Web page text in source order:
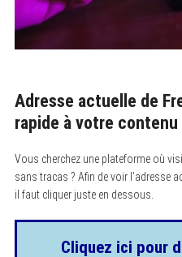
Adresse actuelle de
rapide à votre
Vous cherchez une plateforme où
sans tracas ? Afin de voir l’adresse
il faut cliquer juste en dessous.
Cliquez ici pour